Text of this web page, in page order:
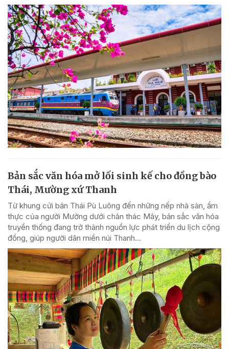
Bản sắc văn hóa mở lối sinh kế cho đồng bào
Thái, Mường xứ Thanh
Từ khung cửi bản Thái Pù Luông đến những nếp nhà sàn, ẩm
thực của người Mường dưới chân thác Mây, bản sắc văn hóa
truyền thống đang trở thành nguồn lực phát triển du lịch cộng
đồng, giúp người dân miền núi Thanh...